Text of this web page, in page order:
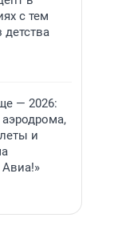
с тем
— 2026:
аэродрома,
и